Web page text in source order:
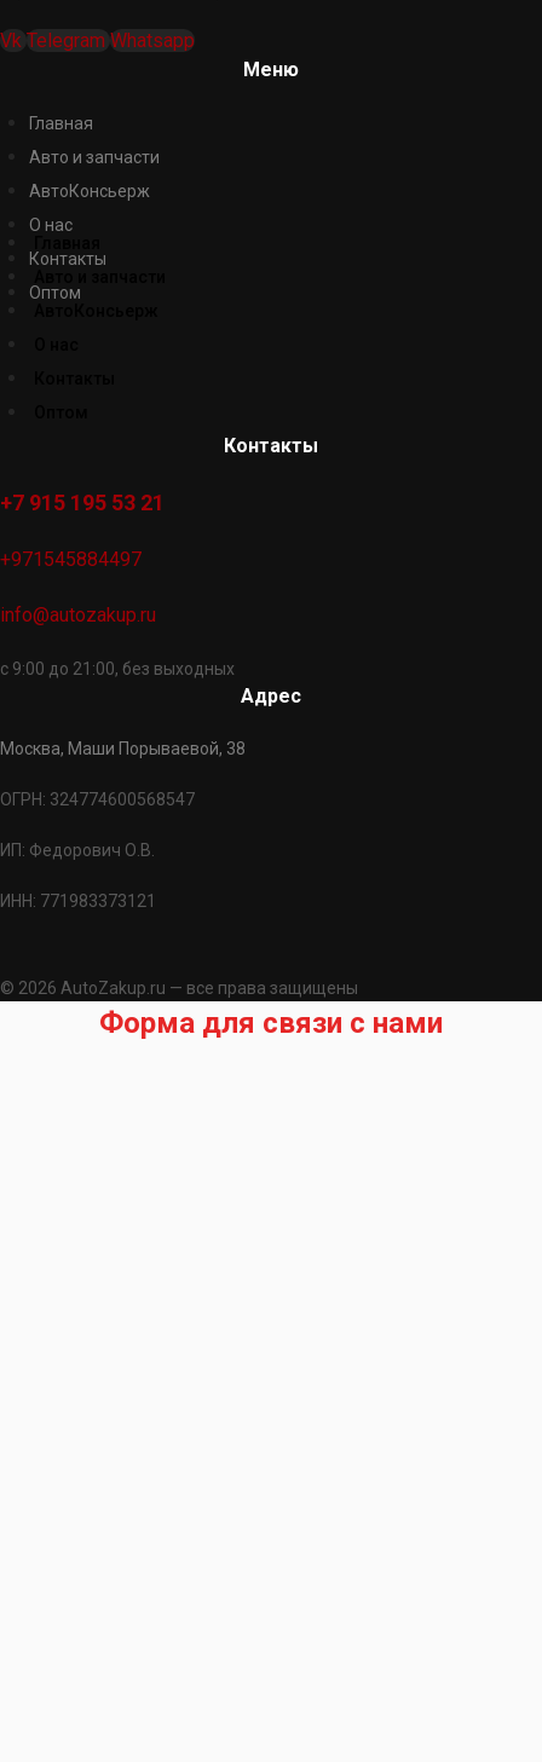
Vk Telegram Whatsapp
Меню
Главная
Авто и запчасти
АвтоКонсьерж
О нас
Контакты
Оптом
Контакты
+7 915 195 53 21
+971545884497
info@autozakup.ru
с 9:00 до 21:00, без выходных
Адрес
Москва, Маши Порываевой, 38
ОГРН: 324774600568547
ИП: Федорович О.В.
ИНН: 771983373121
© 2026 AutoZakup.ru — все права защищены
Форма для связи с нами